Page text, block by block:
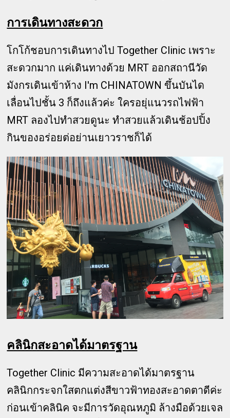
การเดินทางสะดวก
โกโก้ชอบการเดินทางไป Together Clinic เพราะ
สะดวกมาก แค่เดินทางด้วย MRT ออกสถานีวัด
มังกรเดินเข้าห้าง I'm CHINATOWN ขึ้นบันได
เลื่อนไปชั้น 3 ก็ถึงแล้วค่ะ ใครอยุ่แนวรถไฟฟ้า
MRT ลองไปทำสวยดูนะ ทำสวยแล้วเดินช้อปปิ้ง
กินของอร่อยต่อย่านเยาวราชก็ได้
คลินิกสะอาดได้มาตรฐาน
Together Clinic มีความสะอาดได้มาตรฐาน
คลินิกกระจกใสตกแต่งสีขาวฟ้าทองสะอาดตาดีค่ะ
ก่อนเข้าคลินิค จะมีการวัดอุณหภูมิ ล้างมือด้วยเจล